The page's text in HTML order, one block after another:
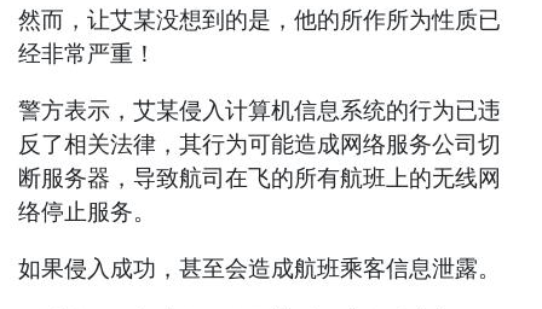
然而，让艾某没想到的是，他的所作所为性质已
经非常严重！
警方表示，艾某侵入计算机信息系统的行为已违
反了相关法律，其行为可能造成网络服务公司切
断服务器，导致航司在飞的所有航班上的无线网
络停止服务。
如果侵入成功，甚至会造成航班乘客信息泄露。